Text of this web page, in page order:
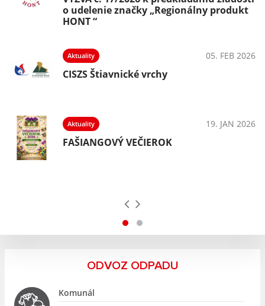
o udelenie značky „Regionálny produkt
HONT “
Aktuality 05. FEB 2026
CISZS Štiavnické vrchy
Aktuality 19. JAN 2026
FAŠIANGOVÝ VEČIEROK
ODVOZ ODPADU
Komunál